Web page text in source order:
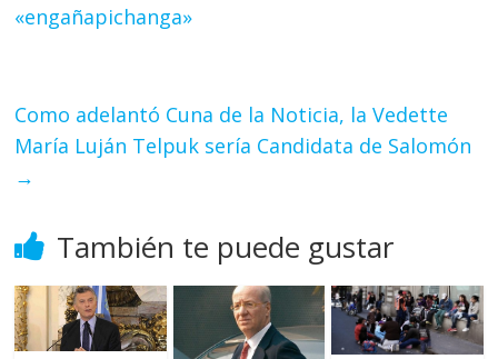
«engañapichanga»
Como adelantó Cuna de la Noticia, la Vedette
María Luján Telpuk sería Candidata de Salomón
→
También te puede gustar